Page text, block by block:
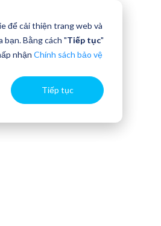
để cải thiện trang web và
bạn. Bằng cách "Tiếp tục"
nhận Chính sách bảo vệ
Tiếp tục